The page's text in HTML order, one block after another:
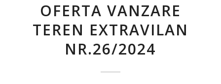
OFERTA VANZARE
TEREN EXTRAVILAN
NR.26/2024